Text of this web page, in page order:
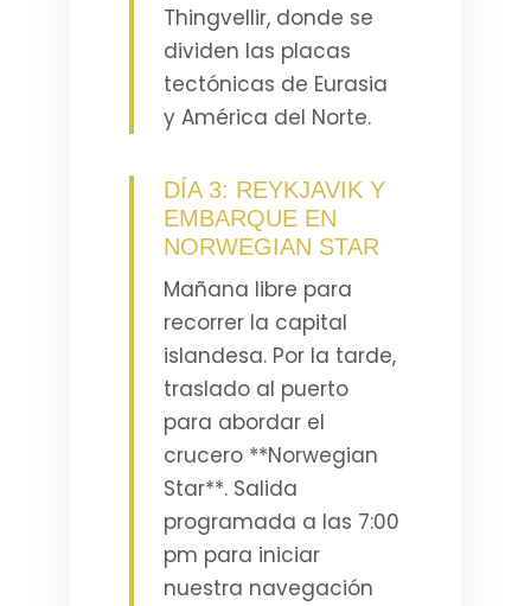
Thingvellir, donde se
dividen las placas
tectónicas de Eurasia
y América del Norte.
DÍA 3: REYKJAVIK Y
EMBARQUE EN
NORWEGIAN STAR
Mañana libre para
recorrer la capital
islandesa. Por la tarde,
traslado al puerto
para abordar el
crucero **Norwegian
Star**. Salida
programada a las 7:00
pm para iniciar
nuestra navegación